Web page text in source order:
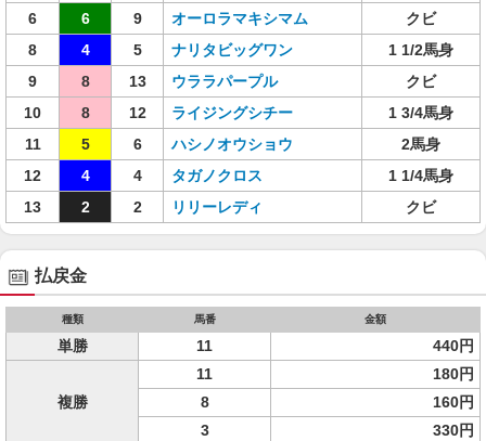
6
6 9 オーロラマキシマム
クビ
8
4 5 ナリタビッグワン
1 1/2馬身
9
8 13 ウララパープル
クビ
10
8 12 ライジングシチー
1 3/4馬身
11
5 6 ハシノオウショウ
2馬身
12
4 4 タガノクロス
1 1/4馬身
13
2 2 リリーレディ クビ
払戻金
種類 馬番 金額
単勝 11 440円
複勝
11
180円
8
160円
3
330円